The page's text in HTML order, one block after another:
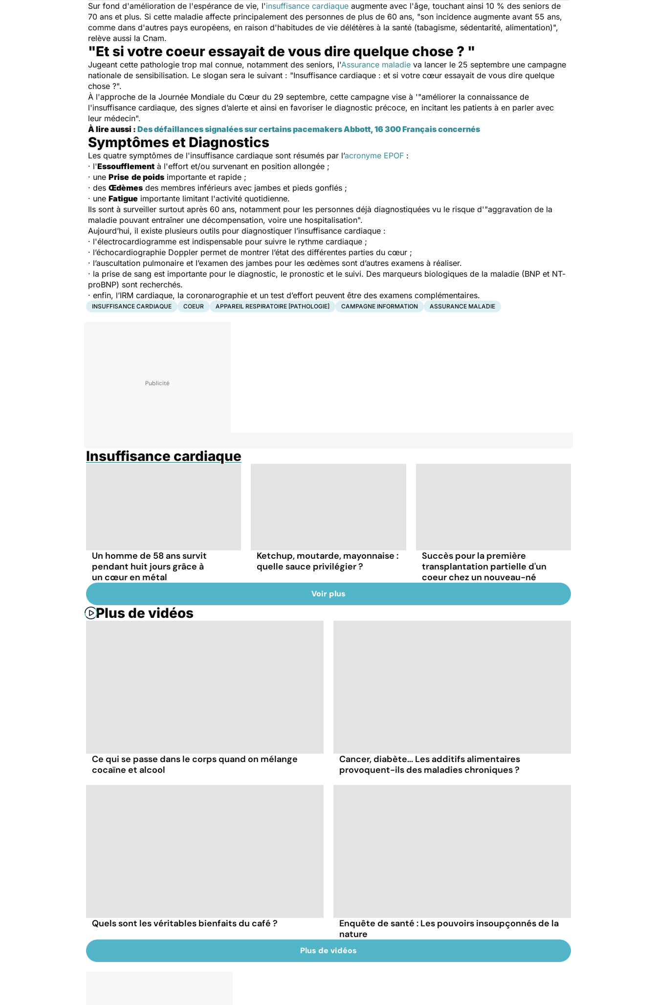
Sur fond d'amélioration de l'espérance de vie, l'insuffisance cardiaque augmente avec l'âge, touchant ainsi 10 % des seniors de
70 ans et plus. Si cette maladie affecte principalement des personnes de plus de 60 ans, "son incidence augmente avant 55 ans,
comme dans d'autres pays européens, en raison d'habitudes de vie délétères à la santé (tabagisme, sédentarité, alimentation)",
relève aussi la Cnam.
"Et si votre coeur essayait de vous dire quelque chose ? "
Jugeant cette pathologie trop mal connue, notamment des seniors, l'Assurance maladie va lancer le 25 septembre une campagne
nationale de sensibilisation. Le slogan sera le suivant : "Insuffisance cardiaque : et si votre cœur essayait de vous dire quelque
chose ?".
À l'approche de la Journée Mondiale du Cœur du 29 septembre, cette campagne vise à '"améliorer la connaissance de
l'insuffisance cardiaque, des signes d’alerte et ainsi en favoriser le diagnostic précoce, en incitant les patients à en parler avec
leur médecin".
À lire aussi : Des défaillances signalées sur certains pacemakers Abbott, 16 300 Français concernés
Symptômes et Diagnostics
Les quatre symptômes de l'insuffisance cardiaque sont résumés par l’acronyme EPOF :
· l'Essoufflement à l'effort et/ou survenant en position allongée ;
· une Prise de poids importante et rapide ;
· des Œdèmes des membres inférieurs avec jambes et pieds gonflés ;
· une Fatigue importante limitant l'activité quotidienne.
Ils sont à surveiller surtout après 60 ans, notamment pour les personnes déjà diagnostiquées vu le risque d'"aggravation de la
maladie pouvant entraîner une décompensation, voire une hospitalisation".
Aujourd’hui, il existe plusieurs outils pour diagnostiquer l’insuffisance cardiaque :
· l'électrocardiogramme est indispensable pour suivre le rythme cardiaque ;
· l’échocardiographie Doppler permet de montrer l’état des différentes parties du cœur ;
· l’auscultation pulmonaire et l’examen des jambes pour les œdèmes sont d’autres examens à réaliser.
· la prise de sang est importante pour le diagnostic, le pronostic et le suivi. Des marqueurs biologiques de la maladie (BNP et NT-
proBNP) sont recherchés.
· enfin, l’IRM cardiaque, la coronarographie et un test d’effort peuvent être des examens complémentaires.
INSUFFISANCE CARDIAQUE COEUR APPAREIL RESPIRATOIRE [PATHOLOGIE] CAMPAGNE INFORMATION ASSURANCE MALADIE
Insuffisance cardiaque
Un homme de 58 ans survit
pendant huit jours grâce à
un cœur en métal
Ketchup, moutarde, mayonnaise :
quelle sauce privilégier ?
Succès pour la première
transplantation partielle d'un
coeur chez un nouveau-né
Voir plus
Plus de vidéos
Ce qui se passe dans le corps quand on mélange
cocaïne et alcool
Cancer, diabète... Les additifs alimentaires
provoquent-ils des maladies chroniques ?
Quels sont les véritables bienfaits du café ?
Enquête de santé : Les pouvoirs insoupçonnés de la
nature
Plus de vidéos